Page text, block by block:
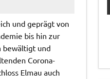
und geprägt von
bis hin zur
bewältigt und
Corona-
Elmau auch